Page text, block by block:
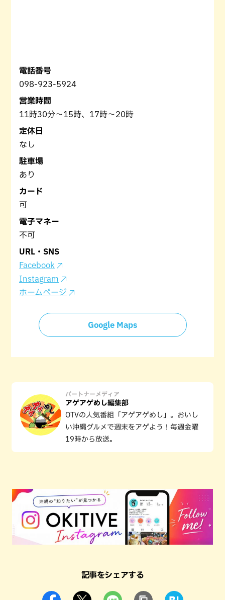
電話番号
098-923-5924
営業時間
11時30分～15時、17時～20時
定休日
なし
駐車場
あり
カード
可
電子マネー
不可
URL・SNS
Facebook
Instagram
ホームページ
Google Maps
パートナーメディア
アゲアゲめし編集部
OTVの人気番組「アゲアゲめし」。おいし
い沖縄グルメで週末をアゲよう！毎週金曜
19時から放送。
記事をシェアする